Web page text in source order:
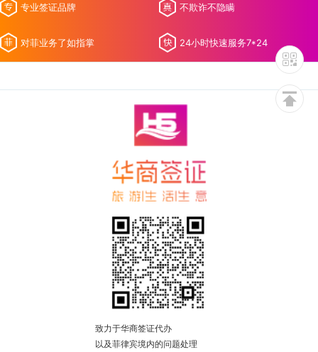
专业签证品牌 不欺诈不隐瞒
对菲业务了如指掌 24小时快速服务7*24
致力于华商签证代办
以及菲律宾境内的问题处理